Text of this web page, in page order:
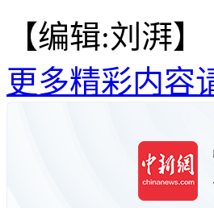
【编辑:刘湃】
更多精彩内容